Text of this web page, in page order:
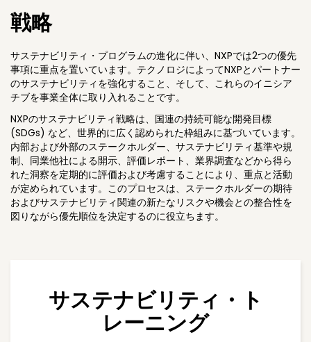
戦略
サステナビリティ・プログラムの進化に伴い、NXPでは2つの優先
事項に重点を置いています。テクノロジによってNXPとパートナー
のサステナビリティを強化すること、そして、これらのイニシア
チブを事業全体に取り入れることです。
NXPのサステナビリティ戦略は、国連の持続可能な開発目標
(SDGs) など、世界的に広く認められた枠組みに基づいています。
内部および外部のステークホルダー、サステナビリティ基準や規
制、同業他社による開示、評価レポート、業界調査などから得ら
れた洞察を定期的に評価および考慮することにより、重点と活動
が定められています。このプロセスは、ステークホルダーの期待
およびサステナビリティ関連の新たなリスクや機会との整合性を
図りながら優先順位を決定するのに役立ちます。
サステナビリティ・ト
レーニング